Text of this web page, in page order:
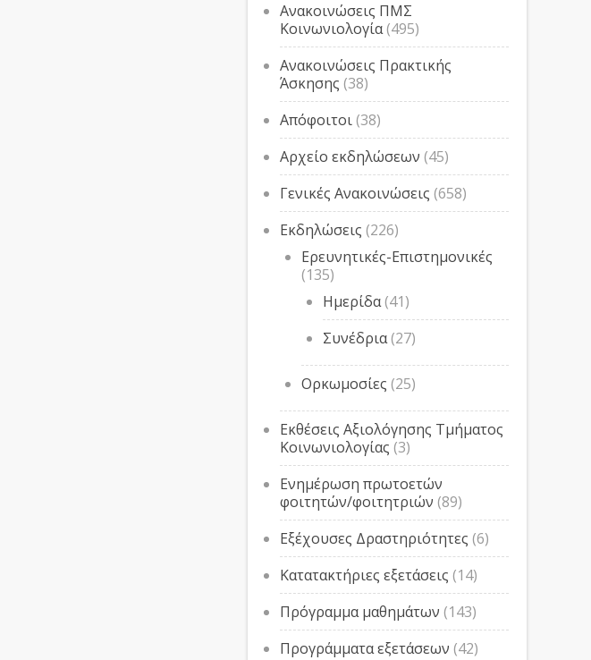
Ανακοινώσεις ΠΜΣ
Κοινωνιολογία(495)
Ανακοινώσεις Πρακτικής
Άσκησης (38)
Απόφοιτοι(38)
Αρχείο εκδηλώσεων (45)
Γενικές Ανακοινώσεις (658)
Εκδηλώσεις (226)
Ερευνητικές-Επιστημονικές
(135)
Ημερίδα(41)
Συνέδρια(27)
Ορκωμοσίες (25)
Εκθέσεις Αξιολόγησης Τμήματος
Κοινωνιολογίας (3)
Ενημέρωση πρωτοετών
φοιτητών/φοιτητριών (89)
Εξέχουσες Δραστηριότητες (6)
Κατατακτήριες εξετάσεις (14)
Πρόγραμμα μαθημάτων (143)
Προγράμματα εξετάσεων (42)